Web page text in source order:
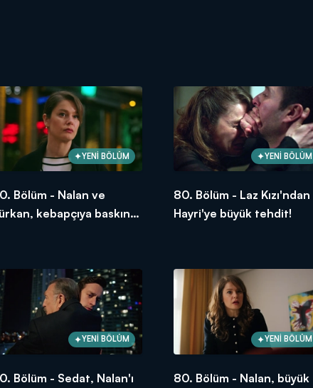
YENİ BÖLÜM
Bölüm - Nalan ve
kebapçıya baskın
YENİ BÖLÜM
80. Bölüm - Laz Kızı'ndan
Hayri'ye büyük tehdit!
YENİ BÖLÜM
Bölüm - Sedat, Nalan'ı
YENİ BÖLÜM
80. Bölüm - Nalan, büyük